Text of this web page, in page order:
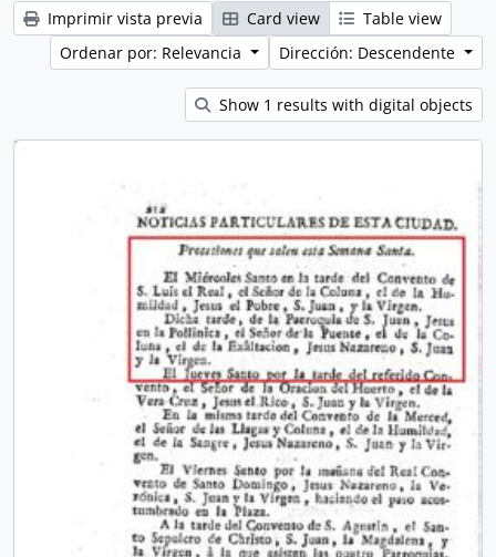
Imprimir vista previa Card view
Table view
Ordenar por: Relevancia
Dirección: Descendente
Show 1 results with digital objects